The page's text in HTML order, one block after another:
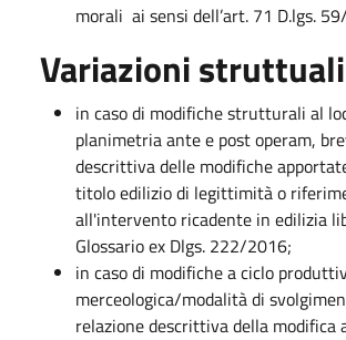
morali ai sensi dell’art. 71 D.lgs.
Variazioni struttuali
in caso di modifiche strutturali al
planimetria ante e post operam,
descrittiva delle modifiche
titolo edilizio di legittimità o
all'intervento ricadente in edilizia
Glossario ex Dlgs. 222/2016;
in caso di modifiche a ciclo
merceologica/modalità di
relazione descrittiva della modifica